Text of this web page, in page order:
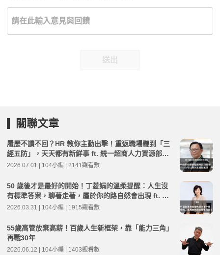
送出
關聯文章
履歷不讀不回？HR 教你主動出擊！重返職場賺到「三
經五防」，天天都有新鮮事 ft. 統一超商人力資源部經
理 林宸碩 | 高年級不打烊 x 用 AI 點亮第二人生 EP279
2026.07.01 | 104小編 | 2141觀看數
50 歲後才是最好的開始！丁菱娟的溫柔提醒：人生沒
有標準答案，聊著走著，屬於你的路自然會出現 ft. 丁
菱娟 | 高年級不打烊 x 用 AI 點亮第二人生 EP266
2026.03.31 | 104小編 | 1915觀看數
55歲高管放棄高薪！百歲人生新框架，靠「能力三角」
再戰30年
2026.06.12 | 104小編 | 1403觀看數